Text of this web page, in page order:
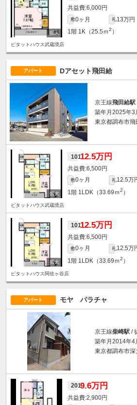
6,000円
敷0ヶ月 礼13万円
1階 1K（25.5ｍ2 ）
ピタットハウス武蔵境店
アパート Dアセット飛田給
京王線飛田給駅
築年月2025年3
東京都調布市飛
10112.5万円
6,500円
敷0ヶ月 礼12.5万
1階 1LDK（33.69ｍ2 ）
ピタットハウス武蔵境店
10112.5万円
6,500円
敷0ヶ月 礼12.5万
1階 1LDK（33.69ｍ2 ）
ピタットハウス阿佐ヶ谷店
アパート モヤ パラチャ
京王線柴崎駅 /
築年月2014年4
東京都調布市深
2019.6万円
2,900円